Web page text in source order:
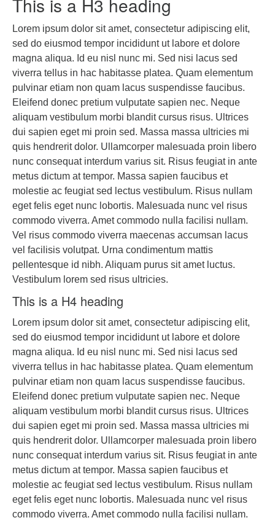
This is a H3 heading
Lorem ipsum dolor sit amet, consectetur adipiscing elit,
sed do eiusmod tempor incididunt ut labore et dolore
magna aliqua. Id eu nisl nunc mi. Sed nisi lacus sed
viverra tellus in hac habitasse platea. Quam elementum
pulvinar etiam non quam lacus suspendisse faucibus.
Eleifend donec pretium vulputate sapien nec. Neque
aliquam vestibulum morbi blandit cursus risus. Ultrices
dui sapien eget mi proin sed. Massa massa ultricies mi
quis hendrerit dolor. Ullamcorper malesuada proin libero
nunc consequat interdum varius sit. Risus feugiat in ante
metus dictum at tempor. Massa sapien faucibus et
molestie ac feugiat sed lectus vestibulum. Risus nullam
eget felis eget nunc lobortis. Malesuada nunc vel risus
commodo viverra. Amet commodo nulla facilisi nullam.
Vel risus commodo viverra maecenas accumsan lacus
vel facilisis volutpat. Urna condimentum mattis
pellentesque id nibh. Aliquam purus sit amet luctus.
Vestibulum lorem sed risus ultricies.
This is a H4 heading
Lorem ipsum dolor sit amet, consectetur adipiscing elit,
sed do eiusmod tempor incididunt ut labore et dolore
magna aliqua. Id eu nisl nunc mi. Sed nisi lacus sed
viverra tellus in hac habitasse platea. Quam elementum
pulvinar etiam non quam lacus suspendisse faucibus.
Eleifend donec pretium vulputate sapien nec. Neque
aliquam vestibulum morbi blandit cursus risus. Ultrices
dui sapien eget mi proin sed. Massa massa ultricies mi
quis hendrerit dolor. Ullamcorper malesuada proin libero
nunc consequat interdum varius sit. Risus feugiat in ante
metus dictum at tempor. Massa sapien faucibus et
molestie ac feugiat sed lectus vestibulum. Risus nullam
eget felis eget nunc lobortis. Malesuada nunc vel risus
commodo viverra. Amet commodo nulla facilisi nullam.